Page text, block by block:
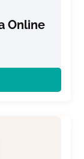
Online